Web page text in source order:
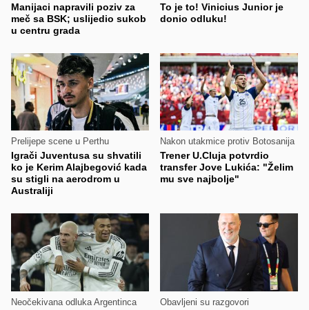
Manijaci napravili poziv za
meč sa BSK; uslijedio sukob
u centru grada
To je to! Vinicius Junior je
donio odluku!
Prelijepe scene u Perthu
Igrači Juventusa su shvatili
ko je Kerim Alajbegović kada
su stigli na aerodrom u
Australiji
Nakon utakmice protiv Botosanija
Trener U.Cluja potvrdio
transfer Jove Lukića: "Želim
mu sve najbolje"
Neočekivana odluka Argentinca Obavljeni su razgovori